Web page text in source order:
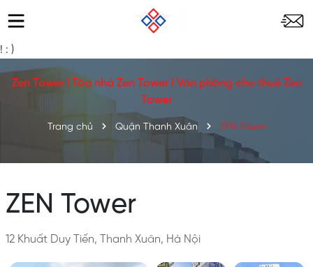
! : )
Zen Tower l Tòa nhà Zen Tower l Văn phòng cho thuê Zen
Tower
Trang chủ Quận Thanh Xuân ZEN Tower
ZEN Tower
12 Khuất Duy Tiến, Thanh Xuân, Hà Nội